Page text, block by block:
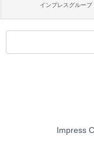
インプレスグループ
Impress